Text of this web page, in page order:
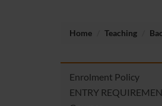
Home Teaching
Enrolment Policy
ENTRY